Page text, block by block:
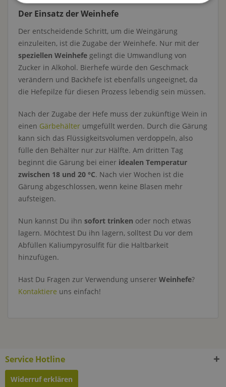
Der Einsatz der Weinhefe
Der entscheidende Schritt, um die Weingärung
einzuleiten, ist die Zugabe der Weinhefe. Nur mit der
speziellen Weinhefe gelingt die Umwandlung von
Zucker in Alkohol. Bierhefe würde den Geschmack
verändern und Backhefe ist ebenfalls ungeeignet, da
die Hefepilze für diesen Prozess lebendig sein müssen.
Nach der Zugabe der Hefe muss der zukünftige Wein in
einen Gärbehälter umgefüllt werden. Durch die Gärung
kann sich das Flüssigkeitsvolumen verdoppeln, also
fülle den Behälter nur zur Hälfte. Am dritten Tag
beginnt die Gärung bei einer idealen Temperatur
zwischen 18 und 20 °C. Nach vier Wochen ist die
Gärung abgeschlossen, wenn keine Blasen mehr
aufsteigen.
Nun kannst Du ihn sofort trinken oder noch etwas
lagern. Möchtest Du ihn lagern, solltest Du vor dem
Abfüllen Kaliumpyrosulfit für die Haltbarkeit
hinzufügen.
Hast Du Fragen zur Verwendung unserer Weinhefe?
Kontaktiere uns einfach!
Service Hotline
Widerruf erklären